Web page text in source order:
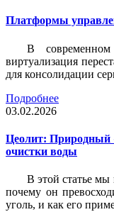
Платформы
В
виртуализация
для консолидации
Подробнее
03.02.2026
Цеолит: Природный
очистки воды
В этой статье мы
почему он
уголь, и как его